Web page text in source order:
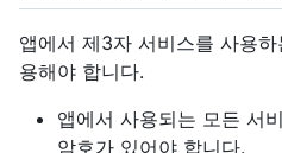
앱에서 제3자 서비스를 사용
용해야 합니다.
앱에서 사용되는 모든 서
암호가 있어야 합니다.